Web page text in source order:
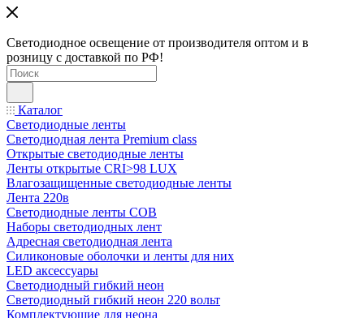
Светодиодное освещение от производителя оптом и в
розницу с доставкой по РФ!
Каталог
Светодиодные ленты
Светодиодная лента Premium class
Открытые светодиодные ленты
Ленты открытые CRI>98 LUX
Влагозащищенные светодиодные ленты
Лента 220в
Светодиодные ленты COB
Наборы светодиодных лент
Адресная светодиодная лента
Силиконовые оболочки и ленты для них
LED аксессуары
Светодиодный гибкий неон
Светодиодный гибкий неон 220 вольт
Комплектующие для неона